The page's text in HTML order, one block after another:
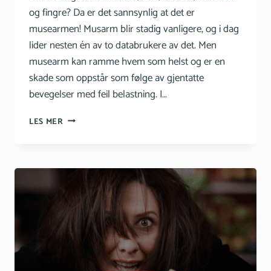
og fingre? Da er det sannsynlig at det er
musearmen! Musarm blir stadig vanligere, og i dag
lider nesten én av to databrukere av det. Men
musearm kan ramme hvem som helst og er en
skade som oppstår som følge av gjentatte
bevegelser med feil belastning. I…
LES MER MUSEARM
TIPS